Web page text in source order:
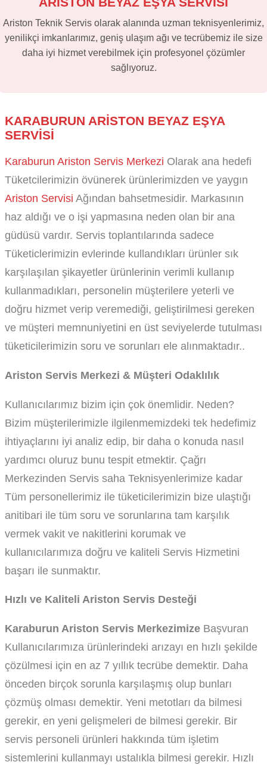
Ariston Teknik Servis olarak alanında uzman teknisyenlerimiz,
yenilikçi imkanlarımız, geniş ulaşım ağı ve tecrübemiz ile size
daha iyi hizmet verebilmek için profesyonel çözümler
sağlıyoruz.
KARABURUN ARISTON BEYAZ EŞYA
SERVISI
Karaburun Ariston Servis Merkezi Olarak ana hedefi
Tüketcilerimizin övünerek ürünlerimizden ve yaygın
Ariston Servisi Ağından bahsetmesidir. Markasının
haz aldığı ve o işi yapmasına neden olan bir ana
güdüsü vardır. Servis toplantılarında sadece
Tüketiclerimizin evlerinde kullandıkları ürünler sık
karşılaşılan şikayetler ürünlerinin verimli kullanıp
kullanmadıkları, personelin müşterilere yeterli ve
doğru hizmet verip veremediği, geliştirilmesi gereken
ve müşteri memnuniyetini en üst seviyelerde tutulması
tüketicilerimizin soru ve sorunları ele alınmaktadır..
Ariston Servis Merkezi & Müşteri Odaklılık
Kullanıcılarımız bizim için çok önemlidir. Neden?
Bizim müşterilerimizle ilgilenmemizdeki tek hedefimiz
ihtiyaçlarını iyi analiz edip, bir daha o konuda nasıl
yardımcı oluruz bunu tespit etmektir. Çağrı
Merkezinden Servis saha Teknisyenlerimize kadar
Tüm personellerimiz ile tüketicilerimizin bize ulaştığı
anitibari ile tüm soru ve sorunlarına tam karşılık
vermek vakit ve nakitlerini korumak ve
kullanıcılarımıza doğru ve kaliteli Servis Hizmetini
başarı ile sunmaktır.
Hızlı ve Kaliteli Ariston Servis Desteği
Karaburun Ariston Servis Merkezimize Başvuran
Kullanıcılarımıza ürünlerindeki arızayı en hızlı şekilde
çözülmesi için en az 7 yıllık tecrübe demektir. Daha
önceden birçok sorunla karşılaşmış olup bunları
çözmüş olması demektir. Yeni metotları da bilmesi
gerekir, en yeni gelişmeleri de bilmesi gerekir. Bir
servis personeli ürünleri hakkında tüm işletim
sistemlerini kullanmayı ustalıkla bilmesi gerekir. Hızlı